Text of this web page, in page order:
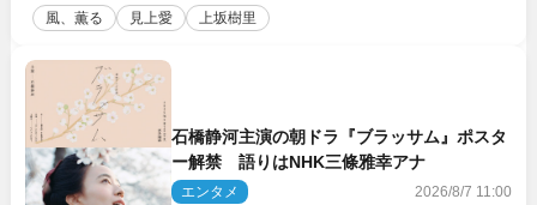
風、薫る 見上愛 上坂樹里
石橋静河主演の朝ドラ『ブラッサム』ポスタ
ー解禁 語りはNHK三條雅幸アナ
エンタメ 2026/8/7 11:00